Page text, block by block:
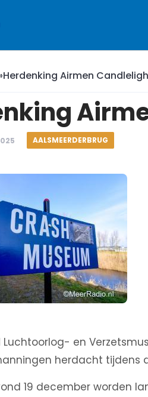
Herdenking Airmen
AALSMEERDERBRUG
Luchtoorlog- en
herdacht tijdens
19 december worden